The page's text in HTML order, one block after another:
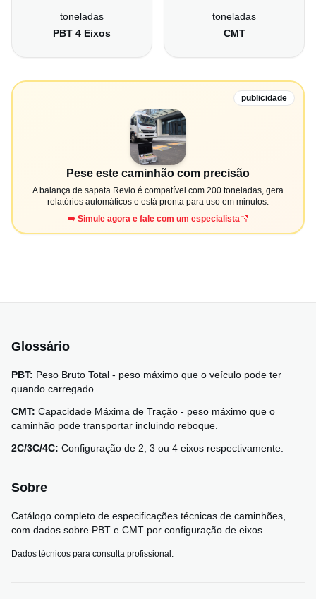
toneladas
PBT 4 Eixos
toneladas
CMT
publicidade
Pese este caminhão com precisão
A balança de sapata Revlo é compatível com 200 toneladas, gera
relatórios automáticos e está pronta para uso em minutos.
➡️ Simule agora e fale com um especialista
Glossário
PBT: Peso Bruto Total - peso máximo que o veículo pode ter
quando carregado.
CMT: Capacidade Máxima de Tração - peso máximo que o
caminhão pode transportar incluindo reboque.
2C/3C/4C: Configuração de 2, 3 ou 4 eixos respectivamente.
Sobre
Catálogo completo de especificações técnicas de caminhões,
com dados sobre PBT e CMT por configuração de eixos.
Dados técnicos para consulta profissional.